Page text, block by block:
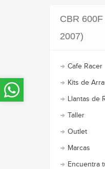
CBR
2007)
Cafe Racer
Kits de
Llantas de
Taller
Outlet
Marcas
Encuentra